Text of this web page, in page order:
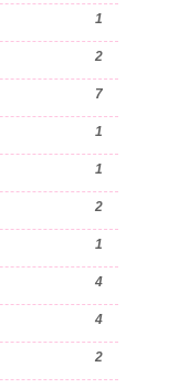
1
2
7
1
1
2
1
4
4
2